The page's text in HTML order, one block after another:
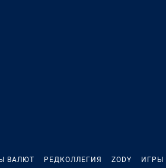
ВАЛЮТ РЕДКОЛЛЕГИЯ ZODY ИГРЫ